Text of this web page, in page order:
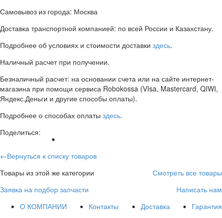
Самовывоз из города: Москва
Доставка транспортной компанией: по всей России и Казахстану.
Подробнее об условиях и стоимости доставки здесь.
Наличный расчет при получении.
Безналичный расчет: на основании счета или на сайте интернет-
магазина при помощи сервиса Robokossa (VIsa, Mastercard, QIWI,
Яндекс.Деньги и другие способы оплаты).
Подробнее о способах оплаты здесь.
Поделиться:
←Вернуться к списку товаров
Товары из этой же категории
Смотреть все товары
Заявка на подбор запчасти
Написать нам
О КОМПАНИИ
Контакты Доставка
Гарантия